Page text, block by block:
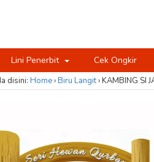
Lini Penerbit Cek Ongkir
disini: Home›Biru Langit›KAMBING SI